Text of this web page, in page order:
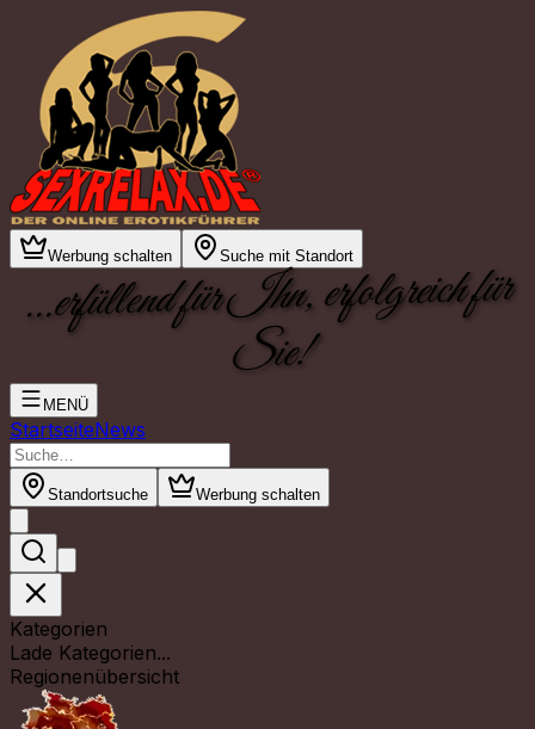
Werbung schalten Suche mit Standort
...erfüllend für Ihn, erfolgreich für
Sie!
MENÜ
StartseiteNews
Standortsuche Werbung schalten
Kategorien
Lade Kategorien...
Regionenübersicht